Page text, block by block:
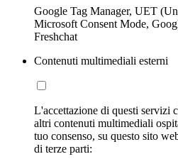
Google Tag Manager, UET
Microsoft Consent Mode,
Freshchat
Contenuti multimediali esterni
L'accettazione di questi servizi
altri contenuti multimediali
tuo consenso, su questo sito
di terze parti: